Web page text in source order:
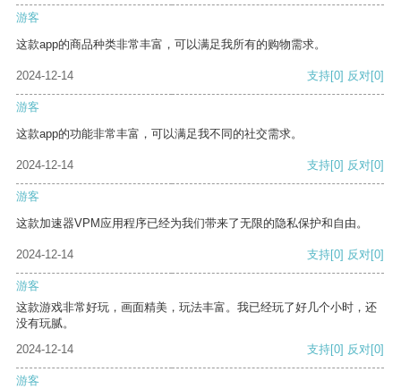
游客
这款app的商品种类非常丰富，可以满足我所有的购物需求。
2024-12-14 支持[0] 反对[0]
游客
这款app的功能非常丰富，可以满足我不同的社交需求。
2024-12-14 支持[0] 反对[0]
游客
这款加速器VPM应用程序已经为我们带来了无限的隐私保护和自由。
2024-12-14 支持[0] 反对[0]
游客
这款游戏非常好玩，画面精美，玩法丰富。我已经玩了好几个小时，还
没有玩腻。
2024-12-14
支持[0] 反对[0]
游客